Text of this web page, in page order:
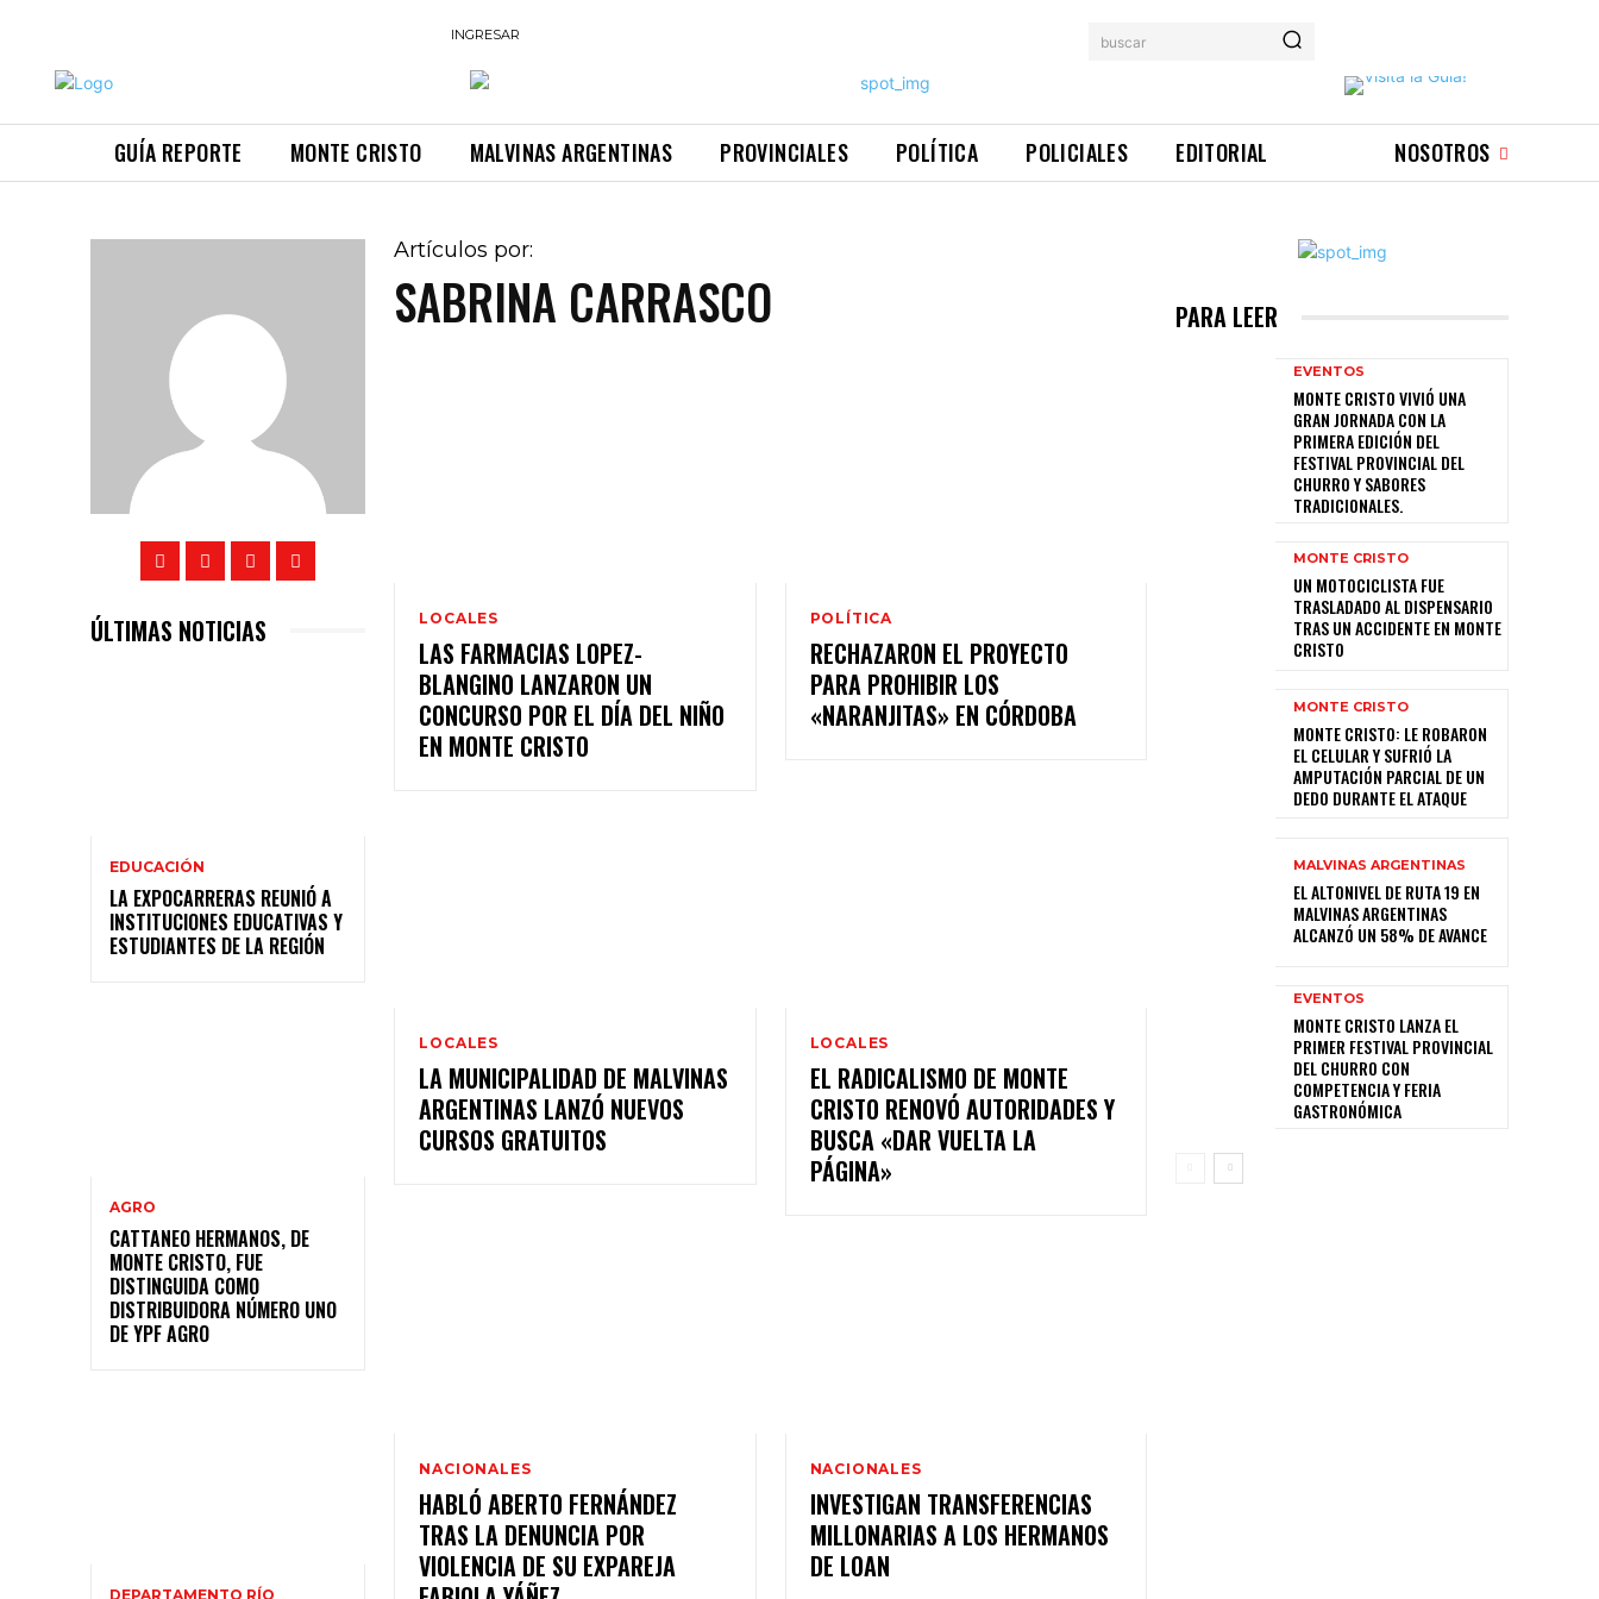
INGRESAR buscar
GUÍA REPORTE MONTE CRISTO MALVINAS ARGENTINAS PROVINCIALES POLÍTICA POLICIALES EDITORIAL NOSOTROS
ÚLTIMAS NOTICIAS
EDUCACIÓN
LA EXPOCARRERAS REUNIÓ A
INSTITUCIONES EDUCATIVAS Y
ESTUDIANTES DE LA REGIÓN
AGRO
CATTANEO HERMANOS, DE
MONTE CRISTO, FUE
DISTINGUIDA COMO
DISTRIBUIDORA NÚMERO UNO
DE YPF AGRO
DEPARTAMENTO RÍO
Artículos por:
SABRINA CARRASCO
LOCALES
LAS FARMACIAS LOPEZ-
BLANGINO LANZARON UN
CONCURSO POR EL DÍA DEL NIÑO
EN MONTE CRISTO
POLÍTICA
RECHAZARON EL PROYECTO
PARA PROHIBIR LOS
«NARANJITAS» EN CÓRDOBA
LOCALES
LA MUNICIPALIDAD DE MALVINAS
ARGENTINAS LANZÓ NUEVOS
CURSOS GRATUITOS
LOCALES
EL RADICALISMO DE MONTE
CRISTO RENOVÓ AUTORIDADES Y
BUSCA «DAR VUELTA LA
PÁGINA»
NACIONALES
HABLÓ ABERTO FERNÁNDEZ
TRAS LA DENUNCIA POR
VIOLENCIA DE SU EXPAREJA
NACIONALES
INVESTIGAN TRANSFERENCIAS
MILLONARIAS A LOS HERMANOS
DE LOAN
PARA LEER
EVENTOS
MONTE CRISTO VIVIÓ UNA
GRAN JORNADA CON LA
PRIMERA EDICIÓN DEL
FESTIVAL PROVINCIAL DEL
CHURRO Y SABORES
TRADICIONALES.
MONTE CRISTO
UN MOTOCICLISTA FUE
TRASLADADO AL DISPENSARIO
TRAS UN ACCIDENTE EN MONTE
CRISTO
MONTE CRISTO
MONTE CRISTO: LE ROBARON
EL CELULAR Y SUFRIÓ LA
AMPUTACIÓN PARCIAL DE UN
DEDO DURANTE EL ATAQUE
MALVINAS ARGENTINAS
EL ALTONIVEL DE RUTA 19 EN
MALVINAS ARGENTINAS
ALCANZÓ UN 58% DE AVANCE
EVENTOS
MONTE CRISTO LANZA EL
PRIMER FESTIVAL PROVINCIAL
DEL CHURRO CON
COMPETENCIA Y FERIA
GASTRONÓMICA